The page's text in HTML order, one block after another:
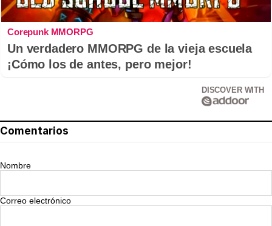
Corepunk MMORPG
Un verdadero MMORPG de la vieja escuela
¡Cómo los de antes, pero mejor!
DISCOVER WITH
Comentarios
Nombre
Correo electrónico